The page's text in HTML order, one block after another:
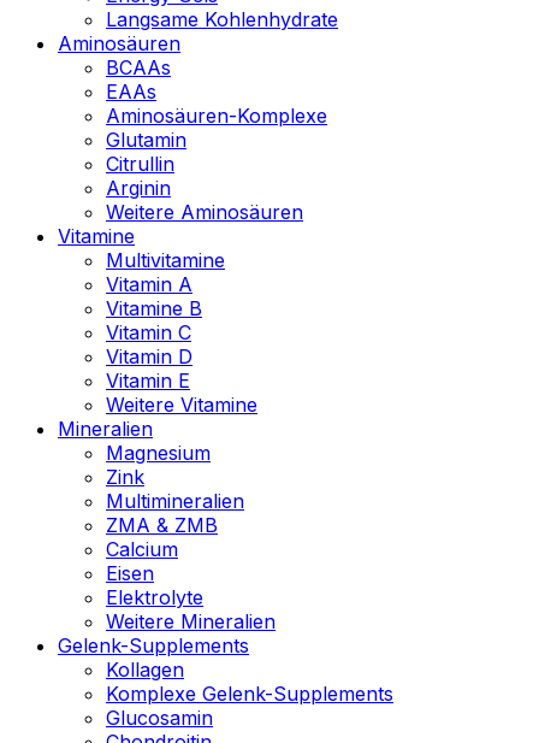
Langsame Kohlenhydrate
Aminosäuren
BCAAs
EAAs
Aminosäuren-Komplexe
Glutamin
Citrullin
Arginin
Weitere Aminosäuren
Vitamine
Multivitamine
Vitamin A
Vitamine B
Vitamin C
Vitamin D
Vitamin E
Weitere Vitamine
Mineralien
Magnesium
Zink
Multimineralien
ZMA & ZMB
Calcium
Eisen
Elektrolyte
Weitere Mineralien
Gelenk-Supplements
Kollagen
Komplexe Gelenk-Supplements
Glucosamin